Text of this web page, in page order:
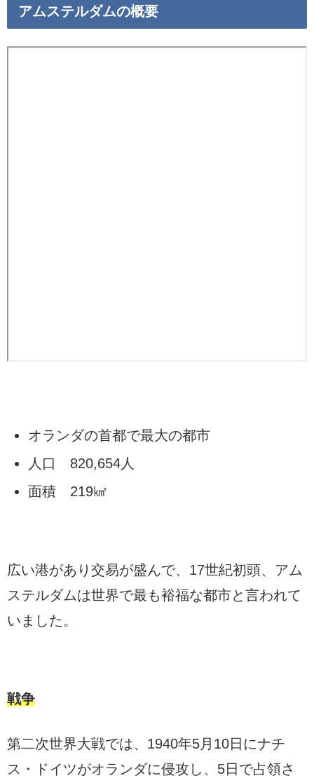
アムステルダムの概要
オランダの首都で最大の都市
人口 820,654人
面積 219㎢
広い港があり交易が盛んで、17世紀初頭、アム
ステルダムは世界で最も裕福な都市と言われて
いました。
戦争
第二次世界大戦では、1940年5月10日にナチ
ス・ドイツがオランダに侵攻し、5日で占領さ